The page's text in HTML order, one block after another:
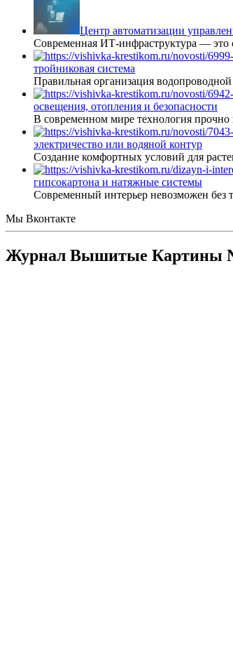
Центр автоматизации
Современная ИТ-инфраструктура — это
тройниковая система
Правильная организация
освещения, отопления и безопасности
В современном мире технология
электричество или водяной контур
Создание комфортных условий для
гипсокартона и натяжные системы
Современный интерьер невозможен без
Мы Вконтакте
Журнал Вышитые Картины